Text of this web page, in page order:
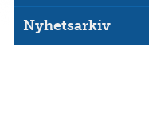
Nyhetsarkiv